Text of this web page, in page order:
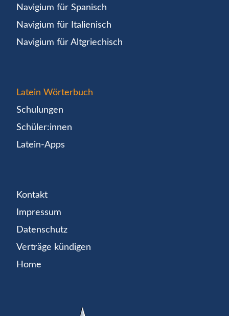
Navigium für Spanisch
Navigium für Italienisch
Navigium für Altgriechisch
Latein Wörterbuch
Schulungen
Schüler:innen
Latein-Apps
Kontakt
Impressum
Datenschutz
Verträge kündigen
Home